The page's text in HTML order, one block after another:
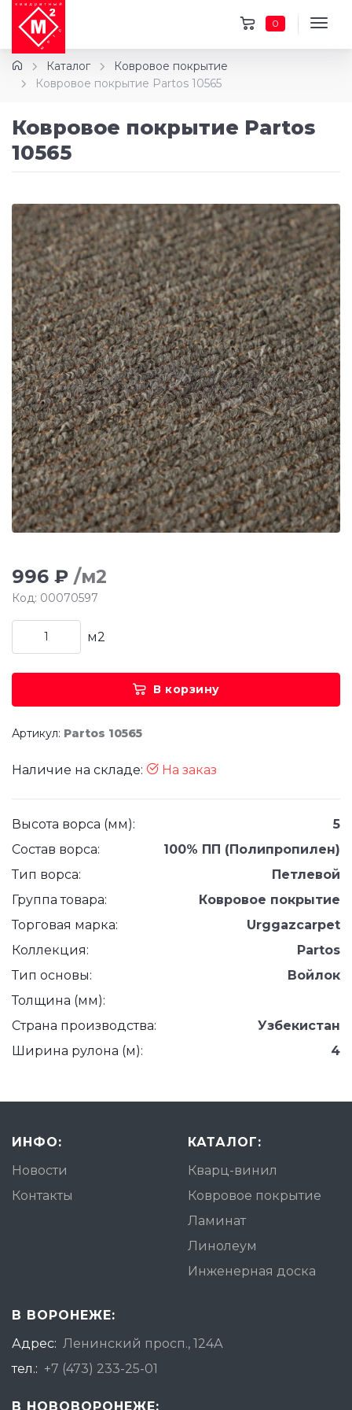
0
Каталог
Ковровое покрытие
Ковровое покрытие Partos 10565
Ковровое покрытие Partos
10565
996 ₽ /м2
Код: 00070597
м2
В корзину
Артикул: Partos 10565
Наличие на складе: На заказ
Высота ворса (мм):
5
Состав ворса:
100% ПП (Полипропилен)
Тип ворса:
Петлевой
Группа товара:
Ковровое покрытие
Торговая марка:
Urggazcarpet
Коллекция:
Partos
Тип основы:
Войлок
Толщина (мм):
Страна производства:
Узбекистан
Ширина рулона (м):
4
ИНФО:
Новости
Контакты
КАТАЛОГ:
Кварц-винил
Ковровое покрытие
Ламинат
Линолеум
Инженерная доска
В ВОРОНЕЖЕ:
Адрес: Ленинский просп., 124А
тел.: +7 (473) 233-25-01
В НОВОВОРОНЕЖЕ: